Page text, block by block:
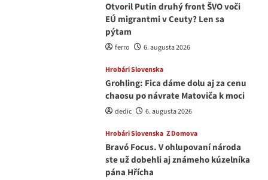
Otvoril Putin druhý front ŠVO voči
EÚ migrantmi v Ceuty? Len sa
pýtam
ferro 6. augusta 2026
Hrobári Slovenska
Grohling: Fica dáme dolu aj za cenu
chaosu po návrate Matoviča k moci
dedic 6. augusta 2026
Hrobári Slovenska Z Domova
Bravó Focus. V ohlupovaní národa
ste už dobehli aj známeho kúzelníka
pána Hřícha